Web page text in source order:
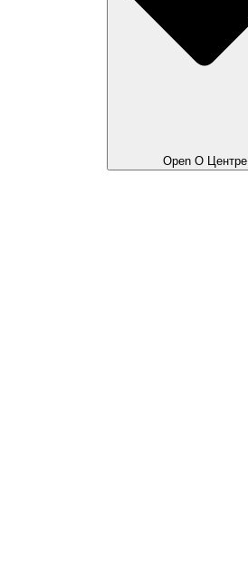
Open О Центре